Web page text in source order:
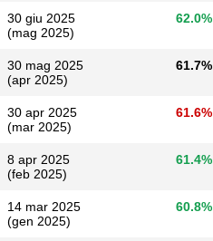
30 giu 2025
(mag 2025)
62.0%
30 mag 2025
(apr 2025)
61.7%
30 apr 2025
(mar 2025)
61.6%
8 apr 2025
(feb 2025)
61.4%
14 mar 2025
(gen 2025)
60.8%